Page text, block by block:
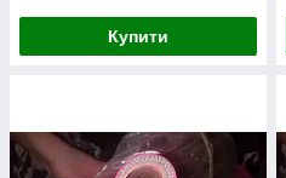
Купити